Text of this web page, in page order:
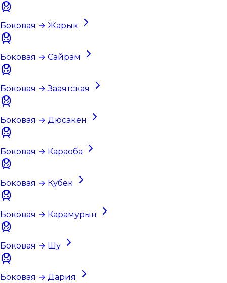
Боковая → Жарык
Боковая → Сайрам
Боковая → Зааятская
Боковая → Дюсакен
Боковая → Караоба
Боковая → Кубек
Боковая → Карамурын
Боковая → Шу
Боковая → Дария